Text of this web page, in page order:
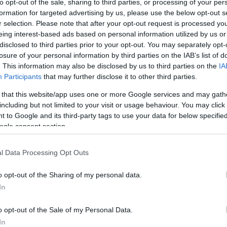
opt-out of the sale, sharing to third parties, or processing of your
for targeted advertising by us, please use the below opt-out
selection. Please note that after your opt-out request is processed
interest-based ads based on personal information utilized by us
to third parties prior to your opt-out. You may separately
of your personal information by third parties on the IAB’s list of
This information may also be disclosed by us to third parties on the
Participants that may further disclose it to other third parties.
that this website/app uses one or more Google services and may
but not limited to your visit or usage behaviour. You may
to Google and its third-party tags to use your data for below
consent section.
Data Processing Opt Outs
opt-out of the Sharing of my personal data.
opt-out of the Sale of my Personal Data.
Link másolása
tett a farsangi ünnepségeknek.
óta ismert karneválját, a New
meg a hagyományos módon, de a
egy köztes megoldást: saját házaikat